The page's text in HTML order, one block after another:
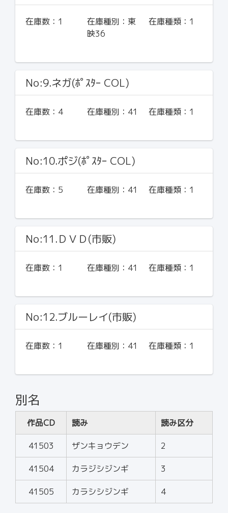
在庫数： 1 在庫種別： 東
映36
在庫種類： 1
No:9.ネガ(ﾎﾟｽﾀｰ COL)
在庫数： 4 在庫種別： 41 在庫種類： 1
No:10.ポジ(ﾎﾟｽﾀｰ COL)
在庫数： 5 在庫種別： 41 在庫種類： 1
No:11.ＤＶＤ(市販)
在庫数： 1 在庫種別： 41 在庫種類： 1
No:12.ブルーレイ(市販)
在庫数： 1 在庫種別： 41 在庫種類： 1
別名
作品CD 読み 読み区分
41503 ザンキョウデン 2
41504 カラジシジンギ 3
41505 カラシシジンギ 4